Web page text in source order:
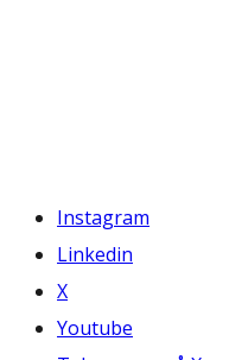
Instagram
Linkedin
X
Youtube